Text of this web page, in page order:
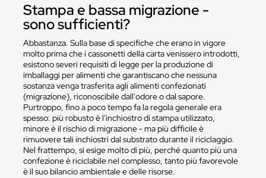
Stampa e bassa migrazione -
sono sufficienti?
Abbastanza. Sulla base di specifiche che erano in vigore
molto prima che i cassonetti della carta venissero introdotti,
esistono severi requisiti di legge per la produzione di
imballaggi per alimenti che garantiscano che nessuna
sostanza venga trasferita agli alimenti confezionati
(migrazione), riconoscibile dall'odore o dal sapore.
Purtroppo, fino a poco tempo fa la regola generale era
spesso: più robusto è l'inchiostro di stampa utilizzato,
minore è il rischio di migrazione - ma più difficile è
rimuovere tali inchiostri dal substrato durante il riciclaggio.
Nel frattempo, si esige molto di più, perché quanto più una
confezione è riciclabile nel complesso, tanto più favorevole
è il suo bilancio ambientale e delle risorse.